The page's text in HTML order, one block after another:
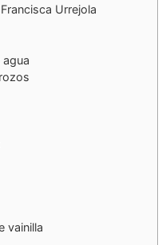
Francisca Urrejola
vainilla